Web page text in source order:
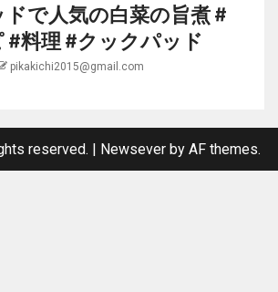
で人気の白菜の旨煮 #
#料理 #クックパッド
pikakichi2015@gmail.com
reserved. | Newseverby AF themes.